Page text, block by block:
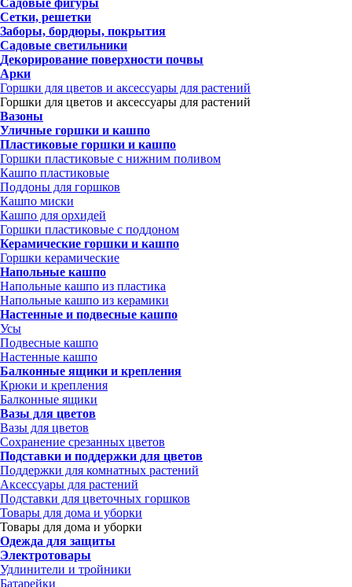
Садовые фигуры
Сетки, решетки
Заборы, бордюры, покрытия
Садовые светильники
Декорирование поверхности почвы
Арки
Горшки для цветов и аксессуары для растений
Горшки для цветов и аксессуары для растений
Вазоны
Уличные горшки и кашпо
Пластиковые горшки и кашпо
Горшки пластиковые с нижним поливом
Кашпо пластиковые
Поддоны для горшков
Кашпо миски
Кашпо для орхидей
Горшки пластиковые с поддоном
Керамические горшки и кашпо
Горшки керамические
Напольные кашпо
Напольные кашпо из пластика
Напольные кашпо из керамики
Настенные и подвесные кашпо
Усы
Подвесные кашпо
Настенные кашпо
Балконные ящики и крепления
Крюки и крепления
Балконные ящики
Вазы для цветов
Вазы для цветов
Сохранение срезанных цветов
Подставки и поддержки для цветов
Поддержки для комнатных растений
Аксессуары для растений
Подставки для цветочных горшков
Товары для дома и уборки
Товары для дома и уборки
Одежда для защиты
Электротовары
Удлинители и тройники
Батарейки